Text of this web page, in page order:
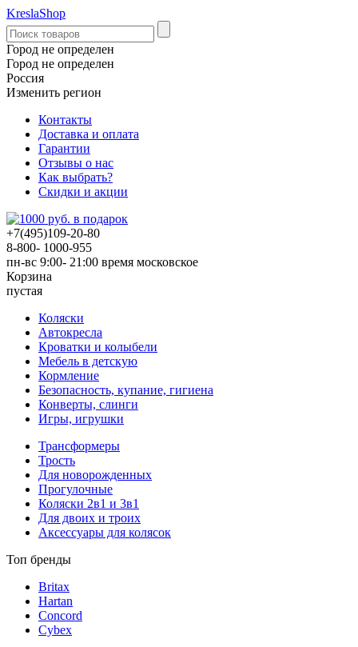
KreslaShop
Город не определен
Город не определен
Россия
Изменить регион
Контакты
Доставка и оплата
Гарантии
Отзывы о нас
Как выбрать?
Скидки и акции
+7(495)109-20-80
8-800- 1000-955
пн-вс 9:00- 21:00 время московское
Корзина
пустая
Коляски
Автокресла
Кроватки и колыбели
Мебель в детскую
Кормление
Безопасность, купание, гигиена
Конверты, слинги
Игры, игрушки
Трансформеры
Трость
Для новорожденных
Прогулочные
Коляски 2в1 и 3в1
Для двоих и троих
Аксессуары для колясок
Топ бренды
Britax
Hartan
Concord
Cybex